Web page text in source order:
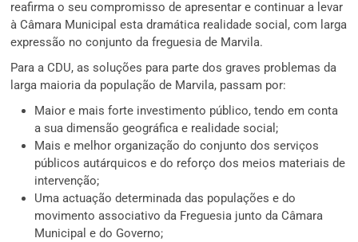
reafirma o seu compromisso de apresentar e continuar a levar
à Câmara Municipal esta dramática realidade social, com larga
expressão no conjunto da freguesia de Marvila.
Para a CDU, as soluções para parte dos graves problemas da
larga maioria da população de Marvila, passam por:
Maior e mais forte investimento público, tendo em conta
a sua dimensão geográfica e realidade social;
Mais e melhor organização do conjunto dos serviços
públicos autárquicos e do reforço dos meios materiais de
intervenção;
Uma actuação determinada das populações e do
movimento associativo da Freguesia junto da Câmara
Municipal e do Governo;